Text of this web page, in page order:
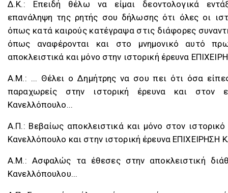
Δ.K.: Επειδή θέλω να είμαι δεοντολογικά
επανάληψη της ρητής σου δήλωσης ότι όλες οι
όπως κατά καιρούς κατέγραψα στις διάφορες
όπως αναφέρονται και στο μνημονικό αυτό
αποκλειστικά και μόνο στην ιστορική έρευνα
A.M.: ... Θέλει ο Δημήτρης να σου πει ότι όσα
παραχωρείς στην ιστορική έρευνα και στον
Κανελλόπουλο...
Α.Π.: Βεβαίως αποκλειστικά και μόνο στον
Κανελλόπουλο και στην ιστορική έρευνα ΕΠΙΧΕΙΡΗΣΗ
A.M.: Ασφαλώς τα έθεσες στην αποκλειστική
Κανελλόπουλου...